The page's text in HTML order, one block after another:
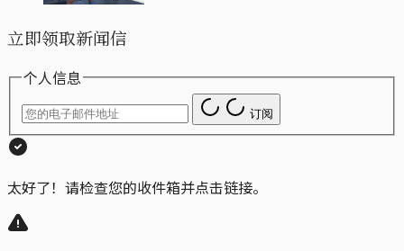
立即领取新闻信
个人信息
订阅
太好了！请检查您的收件箱并点击链接。